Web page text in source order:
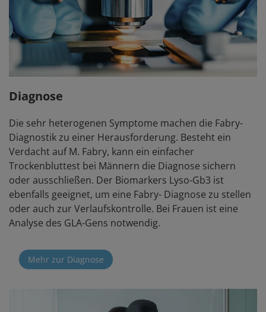
Diagnose
Die sehr heterogenen Symptome machen die Fabry-
Diagnostik zu einer Herausforderung. Besteht ein
Verdacht auf M. Fabry, kann ein einfacher
Trockenbluttest bei Männern die Diagnose sichern
oder ausschließen. Der Biomarkers Lyso-Gb3 ist
ebenfalls geeignet, um eine Fabry- Diagnose zu stellen
oder auch zur Verlaufskontrolle. Bei Frauen ist eine
Analyse des GLA-Gens notwendig.
Mehr zur Diagnose